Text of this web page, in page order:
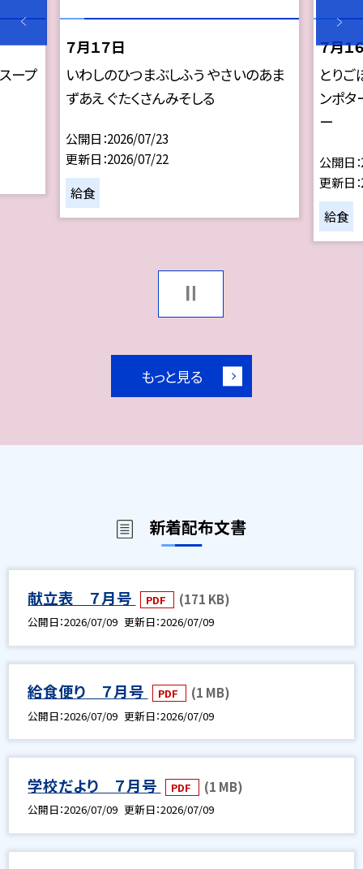
ープ
７月１７日
いわしのひつまぶしふう やさいのあま
ずあえ ぐたくさんみそしる
公開日 2026/07/23
更新日 2026/07/22
給食
７月１
とりご
ンポタ
ー
公開日
更新日
給食
もっと見る
新着配布文書
献立表 ７月号 PDF (171 KB)
公開日 2026/07/09 更新日 2026/07/09
給食便り ７月号 PDF (1 MB)
公開日 2026/07/09 更新日 2026/07/09
学校だより ７月号 PDF (1 MB)
公開日 2026/07/09 更新日 2026/07/09